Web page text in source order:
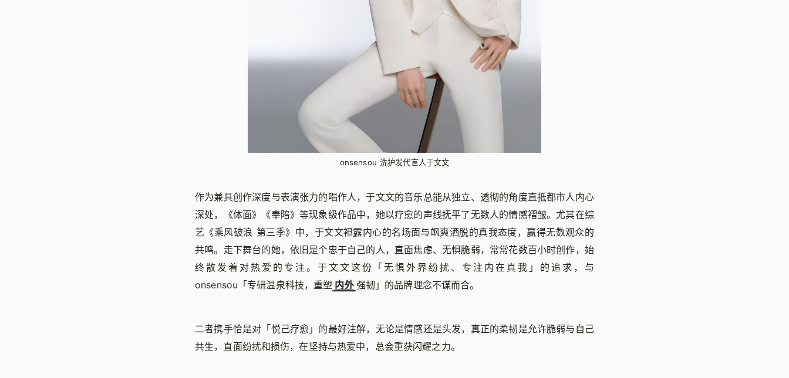
onsensou 洗护发代言人于文文
作为兼具创作深度与表演张力的唱作人，于文文的音乐总能从独立、透彻的角度直抵都市人内心
深处，《体面》《奉陪》等现象级作品中，她以疗愈的声线抚平了无数人的情感褶皱。尤其在综
艺《乘风破浪 第三季》中，于文文袒露内心的名场面与飒爽洒脱的真我态度，赢得无数观众的
共鸣。走下舞台的她，依旧是个忠于自己的人，直面焦虑、无惧脆弱，常常花数百小时创作，始
终散发着对热爱的专注。于文文这份「无惧外界纷扰、专注内在真我」的追求，与
onsensou「专研温泉科技，重塑 内外 强韧」的品牌理念不谋而合。
二者携手恰是对「悦己疗愈」的最好注解，无论是情感还是头发，真正的柔韧是允许脆弱与自己
共生，直面纷扰和损伤，在坚持与热爱中，总会重获闪耀之力。